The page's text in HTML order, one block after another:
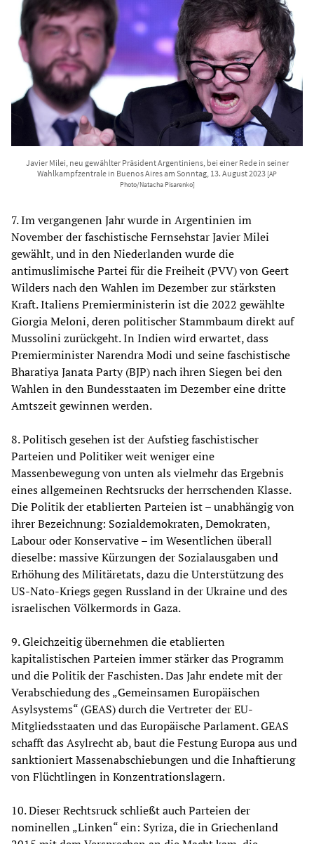
Javier Milei, neu gewählter Präsident Argentiniens, bei einer Rede in seiner
Wahlkampfzentrale in Buenos Aires am Sonntag, 13. August 2023 [AP
Photo/Natacha Pisarenko]
7. Im vergangenen Jahr wurde in Argentinien im
November der faschistische Fernsehstar Javier Milei
gewählt, und in den Niederlanden wurde die
antimuslimische Partei für die Freiheit (PVV) von Geert
Wilders nach den Wahlen im Dezember zur stärksten
Kraft. Italiens Premierministerin ist die 2022 gewählte
Giorgia Meloni, deren politischer Stammbaum direkt auf
Mussolini zurückgeht. In Indien wird erwartet, dass
Premierminister Narendra Modi und seine faschistische
Bharatiya Janata Party (BJP) nach ihren Siegen bei den
Wahlen in den Bundesstaaten im Dezember eine dritte
Amtszeit gewinnen werden.
8. Politisch gesehen ist der Aufstieg faschistischer
Parteien und Politiker weit weniger eine
Massenbewegung von unten als vielmehr das Ergebnis
eines allgemeinen Rechtsrucks der herrschenden Klasse.
Die Politik der etablierten Parteien ist – unabhängig von
ihrer Bezeichnung: Sozialdemokraten, Demokraten,
Labour oder Konservative – im Wesentlichen überall
dieselbe: massive Kürzungen der Sozialausgaben und
Erhöhung des Militäretats, dazu die Unterstützung des
US-Nato-Kriegs gegen Russland in der Ukraine und des
israelischen Völkermords in Gaza.
9. Gleichzeitig übernehmen die etablierten
kapitalistischen Parteien immer stärker das Programm
und die Politik der Faschisten. Das Jahr endete mit der
Verabschiedung des „Gemeinsamen Europäischen
Asylsystems“ (GEAS) durch die Vertreter der EU-
Mitgliedsstaaten und das Europäische Parlament. GEAS
schafft das Asylrecht ab, baut die Festung Europa aus und
sanktioniert Massenabschiebungen und die Inhaftierung
von Flüchtlingen in Konzentrationslagern.
10. Dieser Rechtsruck schließt auch Parteien der
nominellen „Linken“ ein: Syriza, die in Griechenland